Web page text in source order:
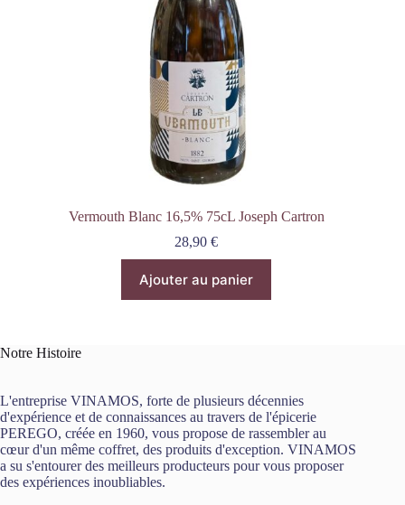
Vermouth Blanc 16,5% 75cL Joseph Cartron
28,90€
Ajouter au panier
Notre Histoire
L'entreprise VINAMOS, forte de plusieurs décennies
d'expérience et de connaissances au travers de l'épicerie
PEREGO, créée en 1960, vous propose de rassembler au
cœur d'un même coffret, des produits d'exception. VINAMOS
a su s'entourer des meilleurs producteurs pour vous proposer
des expériences inoubliables.